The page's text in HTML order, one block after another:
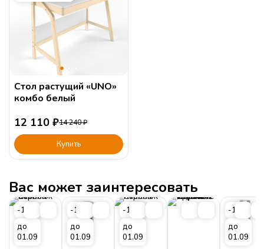
Стол растущий «UNO»
комбо белый
12 110 ₽14 240₽
Купить
Вас может заинтересовать
-15%
до
01.09
-15%
до
01.09
-15%
до
01.09
-15%
до
01.09